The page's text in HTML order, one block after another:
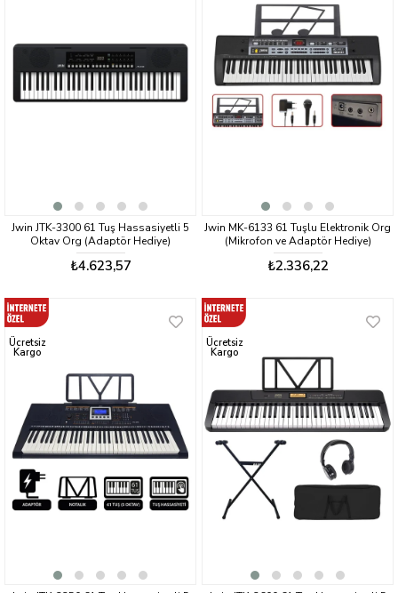
Jwin JTK-3300 61 Tuş Hassasiyetli 5
Oktav Org (Adaptör Hediye)
₺4.623,57
Jwin MK-6133 61 Tuşlu Elektronik Org
(Mikrofon ve Adaptör Hediye)
₺2.336,22
Ücretsiz
Kargo
Ücretsiz
Kargo